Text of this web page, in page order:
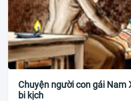
Chuyện người con gái Nam
bi kịch